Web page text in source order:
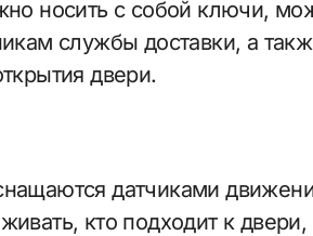
носить с собой ключи,
службы доставки, а
двери.
датчиками
кто подходит к двери,